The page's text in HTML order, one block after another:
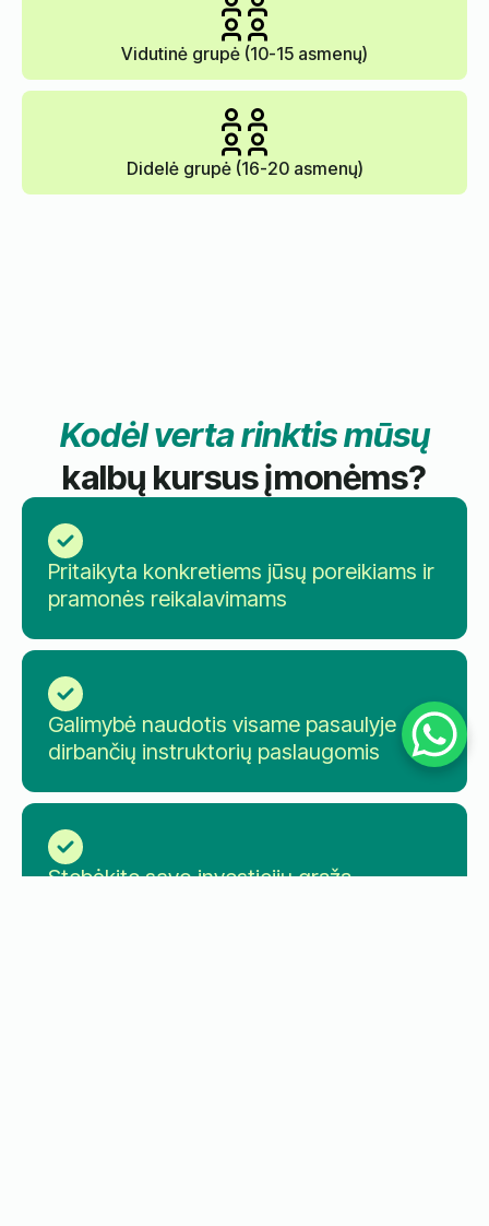
Vidutinė grupė (10-15 asmenų)
Didelė grupė (16-20 asmenų)
Kodėl verta rinktis mūsų
kalbų kursus įmonėms?
Pritaikyta konkretiems jūsų poreikiams ir
pramonės reikalavimams
Galimybė naudotis visame pasaulyje
dirbančių instruktorių paslaugomis
Stebėkite savo investicijų grąžą